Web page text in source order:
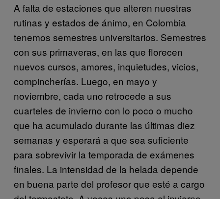
A falta de estaciones que alteren nuestras
rutinas y estados de ánimo, en Colombia
tenemos semestres universitarios. Semestres
con sus primaveras, en las que florecen
nuevos cursos, amores, inquietudes, vicios,
compincherías. Luego, en mayo y
noviembre, cada uno retrocede a sus
cuarteles de invierno con lo poco o mucho
que ha acumulado durante las últimas diez
semanas y esperará a que sea suficiente
para sobrevivir la temporada de exámenes
finales. La intensidad de la helada depende
en buena parte del profesor que esté a cargo